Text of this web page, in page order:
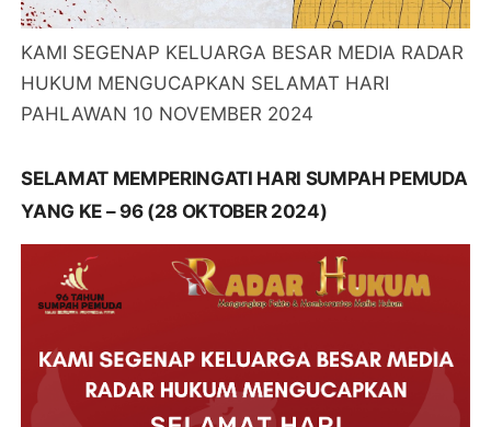
KAMI SEGENAP KELUARGA BESAR MEDIA RADAR
HUKUM MENGUCAPKAN SELAMAT HARI
PAHLAWAN 10 NOVEMBER 2024
SELAMAT MEMPERINGATI HARI SUMPAH PEMUDA
YANG KE – 96 (28 OKTOBER 2024)